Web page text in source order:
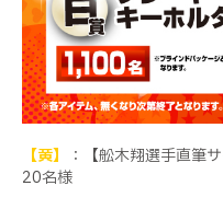
【黄】
：【舩木翔選手直筆
20名様